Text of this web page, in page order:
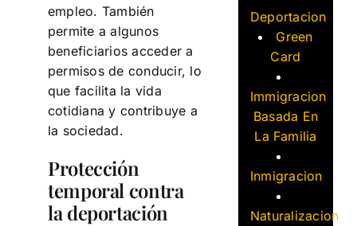
empleo. También
permite a algunos
beneficiarios acceder a
permisos de conducir, lo
que facilita la vida
cotidiana y contribuye a
la sociedad.
Protección
temporal contra
la deportación
Deportacion
Green
Card
Immigracion
Basada En
La Familia
Inmigracion
Naturalizacion